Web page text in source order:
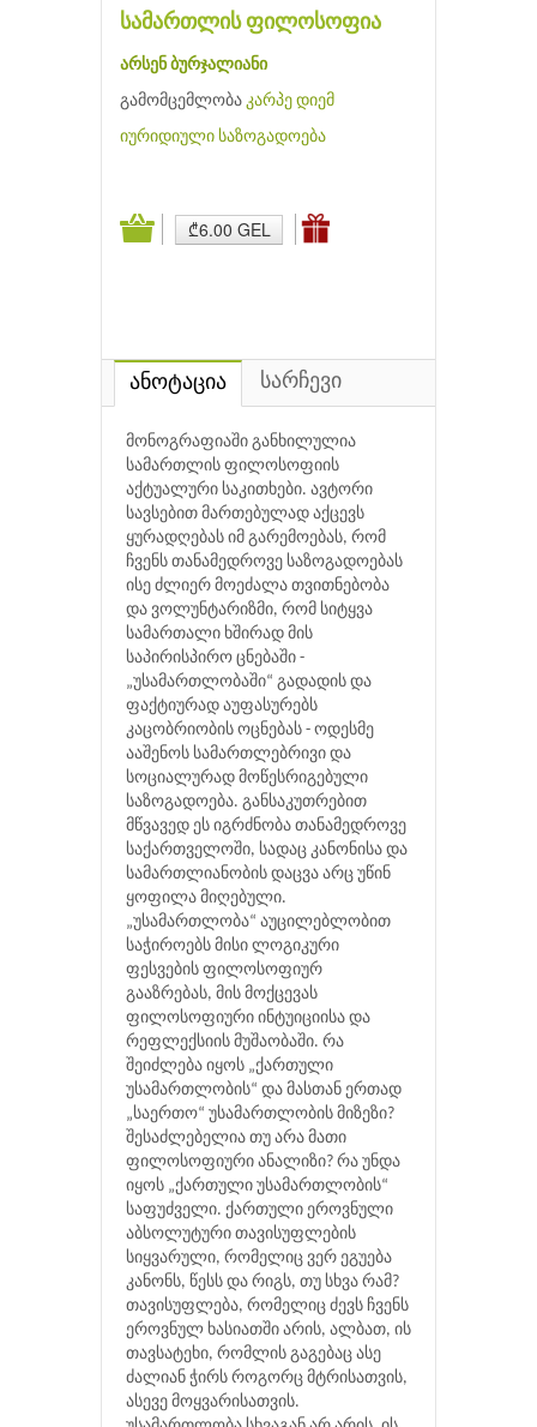
სამართლის ფილოსოფია
არსენ ბურჯალიანი
გამომცემლობა კარპე დიემ
იურიდიული საზოგადოება
₾6.00 GEL
ანოტაცია სარჩევი
მონოგრაფიაში განხილულია
სამართლის ფილოსოფიის
აქტუალური საკითხები. ავტორი
სავსებით მართებულად აქცევს
ყურადღებას იმ გარემოებას, რომ
ჩვენს თანამედროვე საზოგადოებას
ისე ძლიერ მოეძალა თვითნებობა
და ვოლუნტარიზმი, რომ სიტყვა
სამართალი ხშირად მის
საპირისპირო ცნებაში -
„უსამართლობაში“ გადადის და
ფაქტიურად აუფასურებს
კაცობრიობის ოცნებას - ოდესმე
ააშენოს სამართლებრივი და
სოციალურად მოწესრიგებული
საზოგადოება. განსაკუთრებით
მწვავედ ეს იგრძნობა თანამედროვე
საქართველოში, სადაც კანონისა და
სამართლიანობის დაცვა არც უწინ
ყოფილა მიღებული.
„უსამართლობა“ აუცილებლობით
საჭიროებს მისი ლოგიკური
ფესვების ფილოსოფიურ
გააზრებას, მის მოქცევას
ფილოსოფიური ინტუიციისა და
რეფლექსიის მუშაობაში. რა
შეიძლება იყოს „ქართული
უსამართლობის“ და მასთან ერთად
„საერთო“ უსამართლობის მიზეზი?
შესაძლებელია თუ არა მათი
ფილოსოფიური ანალიზი? რა უნდა
იყოს „ქართული უსამართლობის“
საფუძველი. ქართული ეროვნული
აბსოლუტური თავისუფლების
სიყვარული, რომელიც ვერ ეგუება
კანონს, წესს და რიგს, თუ სხვა რამ?
თავისუფლება, რომელიც ძევს ჩვენს
ეროვნულ ხასიათში არის, ალბათ, ის
თავსატეხი, რომლის გაგებაც ასე
ძალიან ჭირს როგორც მტრისათვის,
ასევე მოყვარისათვის.